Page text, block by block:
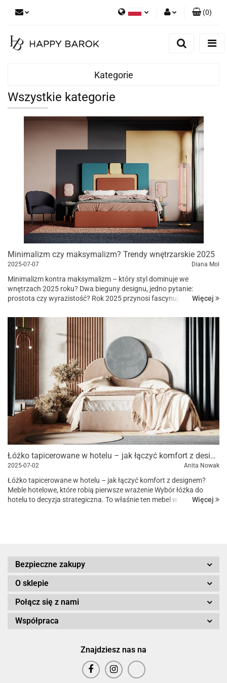
(0)
Kategorie
Wszystkie kategorie
Minimalizm czy maksymalizm? Trendy wnętrzarskie 2025
2025-07-07 Diana Mol
Minimalizm kontra maksymalizm – który styl dominuje we
wnętrzach 2025 roku? Dwa bieguny designu, jedno pytanie:
prostota czy wyrazistość? Rok 2025 przynosi fascynujące
trend m...
Więcej
Łóżko tapicerowane w hotelu – jak łączyć komfort z designem?
2025-07-02 Anita Nowak
Łóżko tapicerowane w hotelu – jak łączyć komfort z designem?
Meble hotelowe, które robią pierwsze wrażenie Wybór łóżka do
hotelu to decyzja strategiczna. To właśnie ten mebel w
Więcej
Bezpieczne zakupy
O sklepie
Połącz się z nami
Współpraca
Znajdziesz nas na